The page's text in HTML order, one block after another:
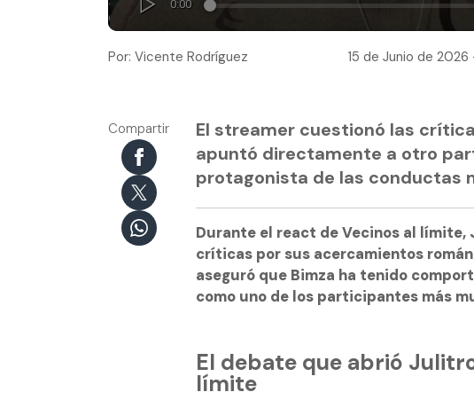
Por: Vicente Rodríguez 15 de Junio de
Compartir
El streamer cuestionó las
apuntó directamente a otro
protagonista de las conductas
Durante el react de Vecinos al límite,
críticas por sus acercamientos
aseguró que Bimza ha tenido
como uno de los participantes más
El debate que abrió
límite